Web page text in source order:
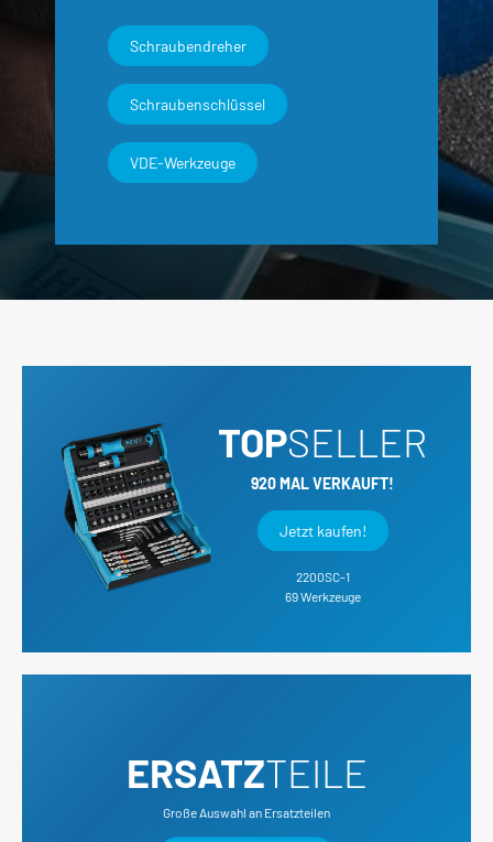
Schraubendreher
Schraubenschlüssel
VDE-Werkzeuge
TOPSELLER
920 MAL VERKAUFT!
Jetzt kaufen!
2200SC-1
69 Werkzeuge
ERSATZTEILE
Große Auswahl an Ersatzteilen